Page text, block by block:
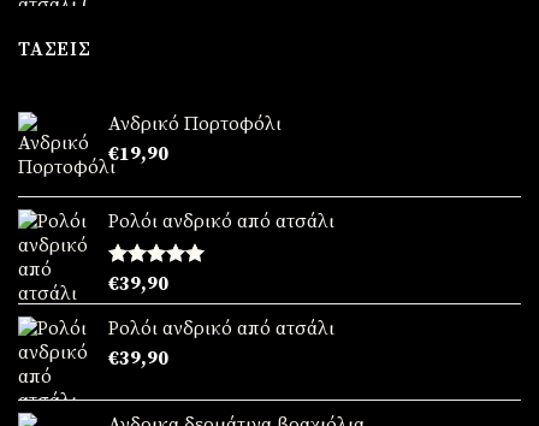
ΤΆΣΕΙΣ
Ανδρικό Πορτοφόλι
€19,90
Ρολόι ανδρικό από ατσάλι
Βαθμολογήθηκε
με5.00
από 5
€39,90
Ρολόι ανδρικό από ατσάλι
€39,90